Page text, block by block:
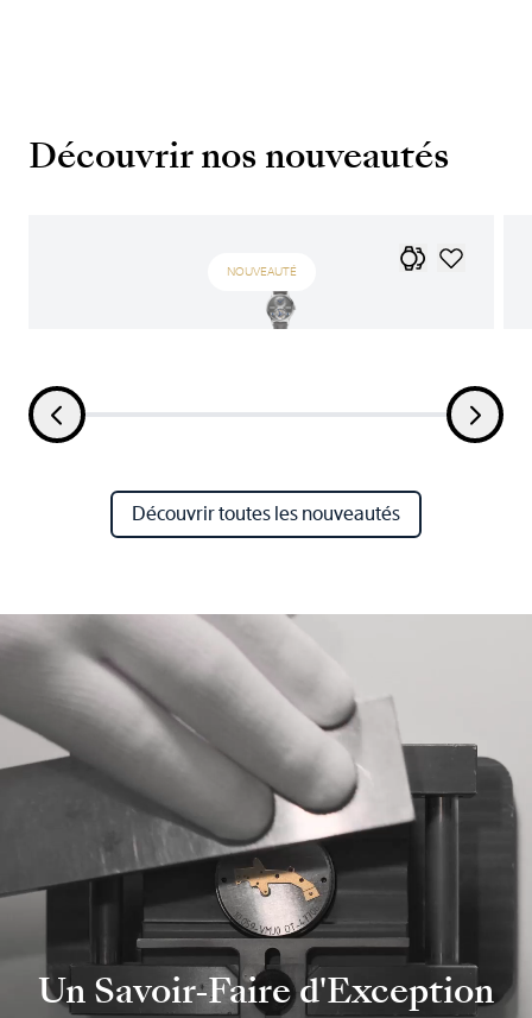
Découvrir nos nouveautés
NOUVEAUTÉ
Découvrir toutes les nouveautés
Un Savoir-Faire d'Exception